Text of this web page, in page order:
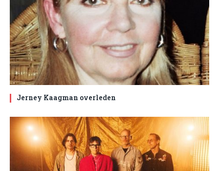
Jerney Kaagman overleden